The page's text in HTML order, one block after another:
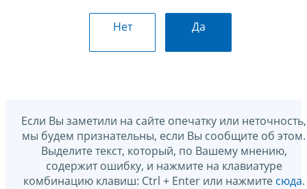
Нет Да
Если Вы заметили на сайте опечатку или неточность,
мы будем признательны, если Вы сообщите об этом.
Выделите текст, который, по Вашему мнению,
содержит ошибку, и нажмите на клавиатуре
комбинацию клавиш: Ctrl + Enter или нажмите сюда.